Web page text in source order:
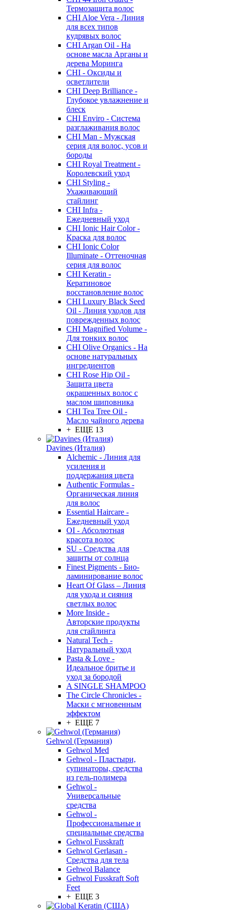
Термозащита волос
CHI Aloe Vera - Линия
для всех типов
кудрявых волос
CHI Argan Oil - На
основе масла Арганы и
дерева Моринга
CHI - Оксиды и
осветлители
CHI Deep Brilliance -
Глубокое увлажнение и
блеск
CHI Enviro - Система
разглаживания волос
CHI Man - Мужская
серия для волос, усов и
бороды
CHI Royal Treatment -
Королевский уход
CHI Styling -
Ухаживающий
стайлинг
CHI Infra -
Ежедневный уход
CHI Ionic Hair Color -
Краска для волос
CHI Ionic Color
Illuminate - Оттеночная
серия для волос
CHI Keratin -
Кератиновое
восстановление волос
CHI Luxury Black Seed
Oil - Линия уходов для
поврежденных волос
CHI Magnified Volume -
Для тонких волос
CHI Olive Organics - На
основе натуральных
ингредиентов
CHI Rose Hip Oil -
Защита цвета
окрашенных волос с
маслом шиповника
CHI Tea Tree Oil -
Масло чайного дерева
+ ЕЩЕ 13
Davines (Италия)
Alchemic - Линия для
усиления и
поддержания цвета
Authentic Formulas -
Органическая линия
для волос
Essential Haircare -
Eжедневный уход
OI - Абсолютная
красота волос
SU - Средства для
защиты от солнца
Finest Pigments - Био-
ламинирование волос
Heart Of Glass – Линия
для ухода и сияния
светлых волос
More Inside -
Авторские продукты
для стайлинга
Natural Tech -
Натуральный уход
Pasta & Love -
Идеальное бритье и
уход за бородой
A SINGLE SHAMPOO
The Circle Chronicles -
Маски с мгновенным
эффектом
+ ЕЩЕ 7
Gehwol (Германия)
Gehwol Med
Gehwol - Пластыри,
супинаторы, средства
из гель-полимера
Gehwol -
Универсальные
средства
Gehwol -
Профессиональные и
специальные средства
Gehwol Fusskraft
Gehwol Gerlasan -
Средства для тела
Gehwol Balance
Gehwol Fusskraft Soft
Feet
+ ЕЩЕ 3